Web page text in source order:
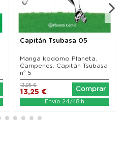
Capitán Tsubasa 05
Manga kodomo Planeta.
Campenes. Capitán Tsubasa
nº 5
13,25 €
13,95 €
Comprar
Envío 24/48 h